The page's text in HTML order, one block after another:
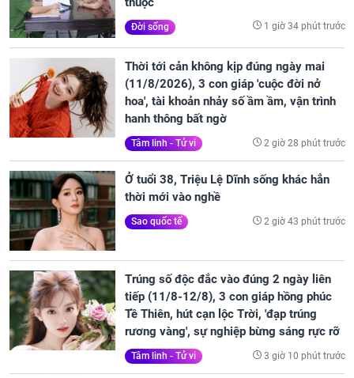
Đời sống 1 giờ 34 phút trước
Thời tới cản không kịp đúng ngày mai
(11/8/2026), 3 con giáp 'cuộc đời nở
hoa', tài khoản nhảy số ầm ầm, vận trình
hanh thông bất ngờ
Tâm linh - Tử vi 2 giờ 28 phút trước
Ở tuổi 38, Triệu Lệ Dĩnh sống khác hẳn
thời mới vào nghề
Sao quốc tế 2 giờ 43 phút trước
Trúng số độc đắc vào đúng 2 ngày liên
tiếp (11/8-12/8), 3 con giáp hồng phúc
Tề Thiên, hút cạn lộc Trời, 'đạp trúng
rương vàng', sự nghiệp bừng sáng rực rỡ
Tâm linh - Tử vi 3 giờ 10 phút trước